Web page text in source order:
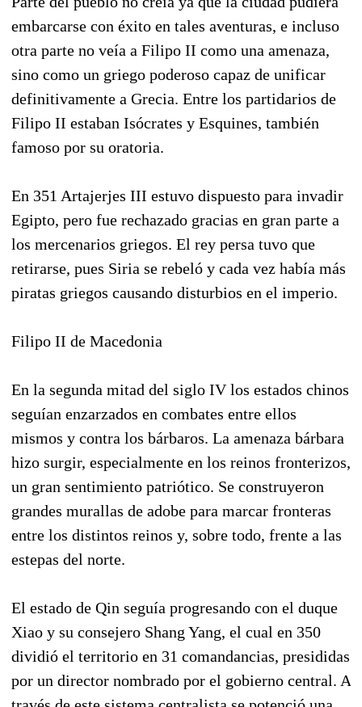
embarcarse con éxito en tales aventuras, e incluso
otra parte no veía a Filipo II como una amenaza,
sino como un griego poderoso capaz de unificar
definitivamente a Grecia. Entre los partidarios de
Filipo II estaban Isócrates y Esquines, también
famoso por su oratoria.
En 351 Artajerjes III estuvo dispuesto para invadir
Egipto, pero fue rechazado gracias en gran parte a
los mercenarios griegos. El rey persa tuvo que
retirarse, pues Siria se rebeló y cada vez había más
piratas griegos causando disturbios en el imperio.
Filipo II de Macedonia
En la segunda mitad del siglo IV los estados chinos
seguían enzarzados en combates entre ellos
mismos y contra los bárbaros. La amenaza bárbara
hizo surgir, especialmente en los reinos fronterizos,
un gran sentimiento patriótico. Se construyeron
grandes murallas de adobe para marcar fronteras
entre los distintos reinos y, sobre todo, frente a las
estepas del norte.
El estado de Qin seguía progresando con el duque
Xiao y su consejero Shang Yang, el cual en 350
dividió el territorio en 31 comandancias, presididas
por un director nombrado por el gobierno central. A